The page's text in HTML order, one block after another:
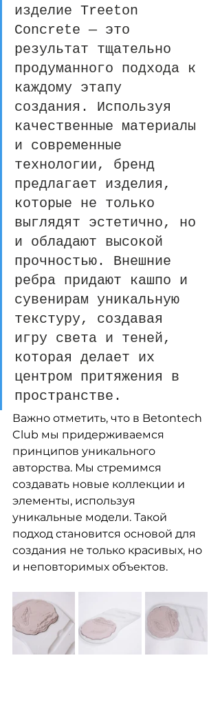
изделие Treeton
Concrete — это
результат тщательно
продуманного подхода к
каждому этапу
создания. Используя
качественные материалы
и современные
технологии, бренд
предлагает изделия,
которые не только
выглядят эстетично, но
и обладают высокой
прочностью. Внешние
ребра придают кашпо и
сувенирам уникальную
текстуру, создавая
игру света и теней,
которая делает их
центром притяжения в
пространстве.
Важно отметить, что в Betontech
Club мы придерживаемся
принципов уникального
авторства. Мы стремимся
создавать новые коллекции и
элементы, используя
уникальные модели. Такой
подход становится основой для
создания не только красивых, но
и неповторимых объектов.